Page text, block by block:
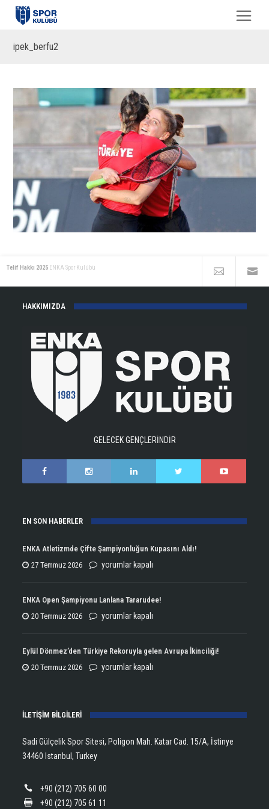
ipek_berfu2
Telif Hakkı 2025 ENKA Spor Kulübü
HAKKIMIZDA
GELECEK GENÇLERİNDİR
EN SON HABERLER
ENKA Atletizmde Çifte Şampiyonluğun Kupasını Aldı!
27 Temmuz 2026
ENKA
Çifte
Şampiyonluğun
Aldı!
yorumlar kapalı
ENKA Open Şampiyonu Lanlana Tararudee!
20 Temmuz 2026
ENKA
Şampiyonu
Lanlana
yorumlar kapalı
Eylül Dönmez’den Türkiye Rekoruyla gelen Avrupa İkinciliği!
20 Temmuz 2026
Eylül
Rekoruyla
Avrupa
yorumlar kapalı
İLETİŞİM BİLGİLERİ
Sadi Gülçelik Spor Sitesi, Poligon Mah. Katar Cad. 15/A, İstinye
34460 Istanbul, Turkey
+90 (212) 705 60 00
+90 (212) 705 61 11